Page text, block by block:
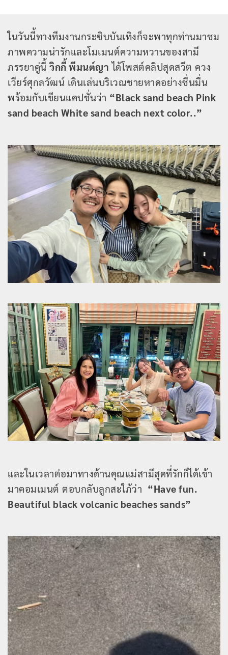
ในวันนี้ทางทีมงานกระซิบบันเทิงก็จะพาทุกท่านมาชม
ภาพความน่ารักและโมเมนต์ความหวานของสามี
ภรรยาคู่นี้วิกกี้ พีมนต์ญา ได้โพสต์คลิปสุดสวีต ควง
เวียร์ศุกลวัฒน์ เดินเล่นบริเวณชายหาดอย่างชื่นมื่น
พร้อมกับเขียนแคปชั่นว่า “Black sand beach Pink
sand beach White sand beach next color..”
และในเวลาต่อมาทางด้านคุณแม่สามีสุดที่รักก็ได้เข้า
มาคอมเมนต์ ตอบกลับลูกสะใภ้ว่า “Have fun.
Beautiful black volcanic beaches sands”